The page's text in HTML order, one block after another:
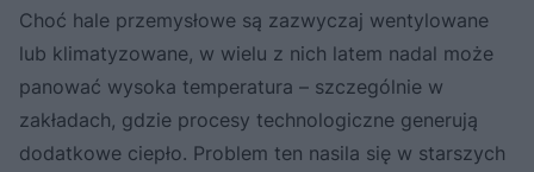
Choć hale przemysłowe są zazwyczaj wentylowane
lub klimatyzowane, w wielu z nich latem nadal może
panować wysoka temperatura – szczególnie w
zakładach, gdzie procesy technologiczne generują
dodatkowe ciepło. Problem ten nasila się w starszych